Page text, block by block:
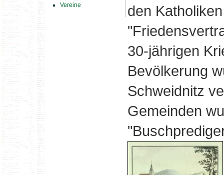
Vereine
den
30-jährigen
Bevölkerung
Schweidnitz
Gemeinden